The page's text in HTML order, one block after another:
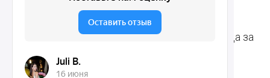
Терапевтические
инструменты
для стоматологии
Средства для ухода за